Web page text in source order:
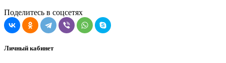
Поделитесь в соцсетях
Личный кабинет